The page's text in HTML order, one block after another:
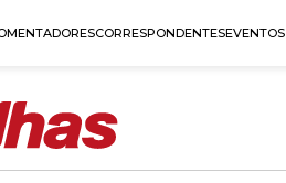
CORRESPONDENTESEVENTOS